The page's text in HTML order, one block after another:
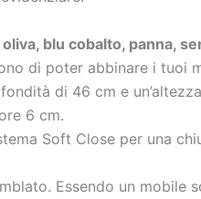
blu cobalto, panna,
di poter abbinare i tuoi
di 46 cm e
6 cm.
Soft Close per una
Essendo un mobile